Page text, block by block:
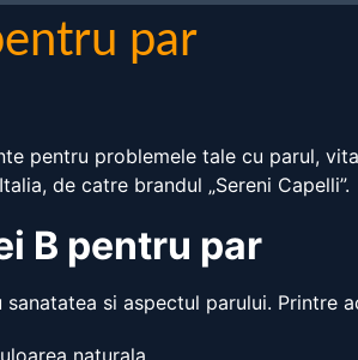
par
pentru problemele tale cu parul,
de catre brandul „Sereni Capelli”.
B pentru par
si aspectul parului. Printre